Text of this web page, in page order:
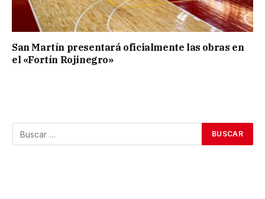
San Martín presentará oficialmente las obras en
el «Fortín Rojinegro»